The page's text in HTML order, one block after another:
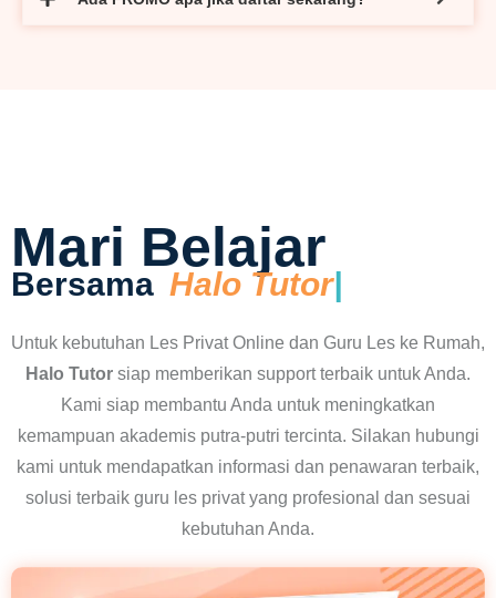
Mari Belajar
Bersama Halo
Untuk kebutuhan Les Privat Online dan Guru Les ke Rumah,
Halo Tutor siap memberikan support terbaik untuk Anda.
Kami siap membantu Anda untuk meningkatkan
kemampuan akademis putra-putri tercinta. Silakan hubungi
kami untuk mendapatkan informasi dan penawaran terbaik,
solusi terbaik guru les privat yang profesional dan sesuai
kebutuhan Anda.